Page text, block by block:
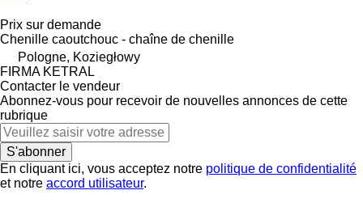
Prix sur demande
Chenille caoutchouc - chaîne de chenille
Pologne, Koziegłowy
FIRMA KETRAL
Contacter le vendeur
Abonnez-vous pour recevoir de nouvelles annonces de cette
rubrique
S'abonner
En cliquant ici, vous acceptez notre politique de confidentialité
et notre accord utilisateur.